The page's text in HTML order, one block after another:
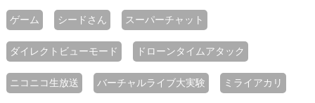
ゲーム シードさん スーパーチャット
ダイレクトビューモード ドローンタイムアタック
ニコニコ生放送 バーチャルライブ大実験 ミライアカリ